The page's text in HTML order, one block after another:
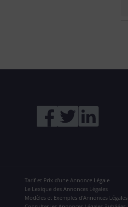
Tarif et Prix d'une Annonce Légale
Le Lexique des Annonces Légales
Modèles et Exemples d'Annonces Légales